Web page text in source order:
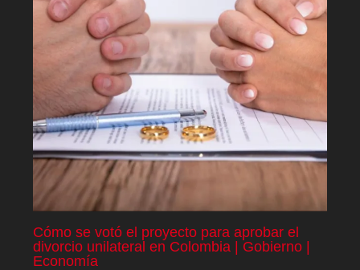
Cómo se votó el proyecto para aprobar el
divorcio unilateral en Colombia | Gobierno |
Economía